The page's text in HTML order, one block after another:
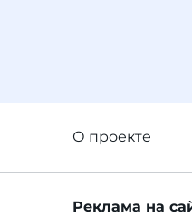
О проекте
Реклама на